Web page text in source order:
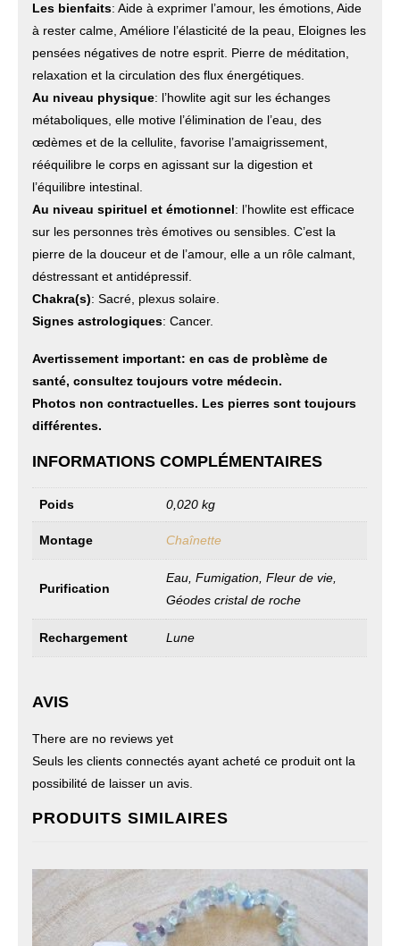
Les bienfaits: Aide à exprimer l’amour, les émotions, Aide
à rester calme, Améliore l’élasticité de la peau, Eloignes les
pensées négatives de notre esprit. Pierre de méditation,
relaxation et la circulation des flux énergétiques.
Au niveau physique: l’howlite agit sur les échanges
métaboliques, elle motive l’élimination de l’eau, des
œdèmes et de la cellulite, favorise l’amaigrissement,
rééquilibre le corps en agissant sur la digestion et
l’équilibre intestinal.
Au niveau spirituel et émotionnel: l’howlite est efficace
sur les personnes très émotives ou sensibles. C’est la
pierre de la douceur et de l’amour, elle a un rôle calmant,
déstressant et antidépressif.
Chakra(s): Sacré, plexus solaire.
Signes astrologiques: Cancer.
Avertissement important: en cas de problème de
santé, consultez toujours votre médecin.
Photos non contractuelles. Les pierres sont toujours
différentes.
INFORMATIONS COMPLÉMENTAIRES
Poids 0,020 kg
Montage Chaînette
Purification
Eau, Fumigation, Fleur de vie,
Géodes cristal de roche
Rechargement Lune
AVIS
There are no reviews yet
Seuls les clients connectés ayant acheté ce produit ont la
possibilité de laisser un avis.
PRODUITS SIMILAIRES